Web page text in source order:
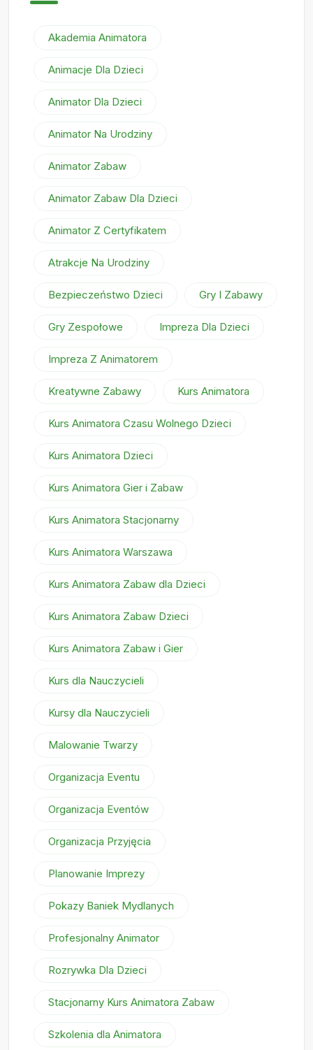
Akademia Animatora
Animacje Dla Dzieci
Animator Dla Dzieci
Animator Na Urodziny
Animator Zabaw
Animator Zabaw Dla Dzieci
Animator Z Certyfikatem
Atrakcje Na Urodziny
Bezpieczeństwo Dzieci Gry I Zabawy
Gry Zespołowe Impreza Dla Dzieci
Impreza Z Animatorem
Kreatywne Zabawy Kurs Animatora
Kurs Animatora Czasu Wolnego Dzieci
Kurs Animatora Dzieci
Kurs Animatora Gier i Zabaw
Kurs Animatora Stacjonarny
Kurs Animatora Warszawa
Kurs Animatora Zabaw dla Dzieci
Kurs Animatora Zabaw Dzieci
Kurs Animatora Zabaw i Gier
Kurs dla Nauczycieli
Kursy dla Nauczycieli
Malowanie Twarzy
Organizacja Eventu
Organizacja Eventów
Organizacja Przyjęcia
Planowanie Imprezy
Pokazy Baniek Mydlanych
Profesjonalny Animator
Rozrywka Dla Dzieci
Stacjonarny Kurs Animatora Zabaw
Szkolenia dla Animatora